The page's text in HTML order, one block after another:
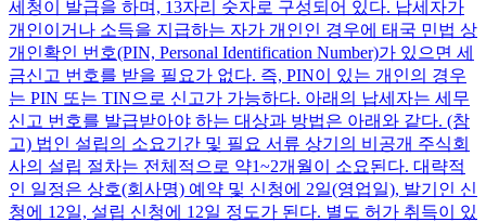
세청이 발급을 하며, 13자리 숫자로 구성되어 있다. 납세자가
개인이거나 소득을 지급하는 자가 개인인 경우에 태국 민법 상
개인확인 번호(PIN, Personal Identification Number)가 있으면 세
금신고 번호를 받을 필요가 없다. 즉, PIN이 있는 개인의 경우
는 PIN 또는 TIN으로 신고가 가능하다. 아래의 납세자는 세무
신고 번호를 발급받아야 하는 대상과 방법은 아래와 같다. (참
고) 법인 설립의 소요기간 및 필요 서류 상기의 비공개 주식회
사의 설립 절차는 전체적으로 약1~2개월이 소요된다. 대략적
인 일정은 상호(회사명) 예약 및 신청에 2일(영업일), 발기인 신
청에 12일, 설립 신청에 12일 정도가 된다. 별도 허가 취득이 있